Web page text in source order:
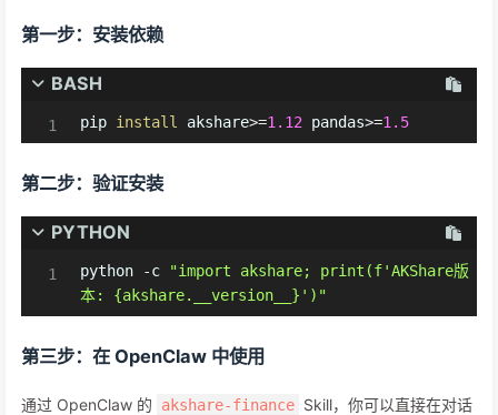
第一步：安装依赖
BASH
pip install akshare>=1.12 pandas>=1.5
第二步：验证安装
PYTHON
python -c
"import akshare; print(f'AKShare版
本: {akshare.__version__}')"
第三步：在 OpenClaw 中使用
通过 OpenClaw 的 akshare-finance Skill，你可以直接在对话